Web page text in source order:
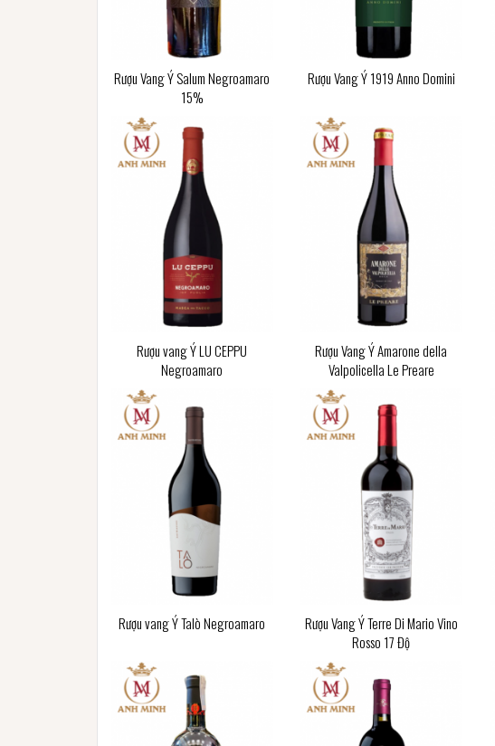
Rượu Vang Ý Salum Negroamaro
15%
Rượu Vang Ý 1919 Anno Domini
Rượu vang Ý LU CEPPU
Negroamaro
Rượu Vang Ý Amarone della
Valpolicella Le Preare
Rượu vang Ý Talò Negroamaro
Rượu Vang Ý Terre Di Mario Vino
Rosso 17 Độ